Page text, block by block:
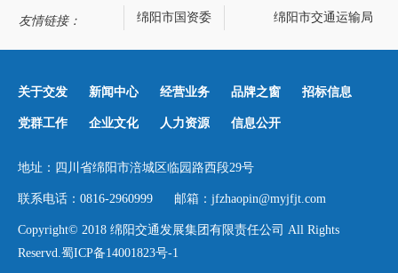
友情链接：
阳政务网 绵阳市国资委 绵阳市交通运输局
关于交发 新闻中心 经营业务 品牌之窗 招标信息
党群工作 企业文化 人力资源 信息公开
地址：四川省绵阳市涪城区临园路西段29号
联系电话：0816-2960999 邮箱：jfzhaopin@myjfjt.com
Copyright© 2018 绵阳交通发展集团有限责任公司 All Rights
Reservd. 蜀ICP备14001823号-1